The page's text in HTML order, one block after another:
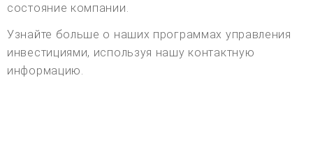
состояние компании.
Узнайте больше о наших программах управления
инвестициями, используя нашу контактную
информацию.